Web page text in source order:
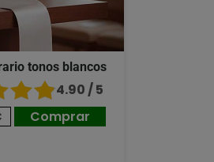
tonos blancos
4.90 / 5
Comprar